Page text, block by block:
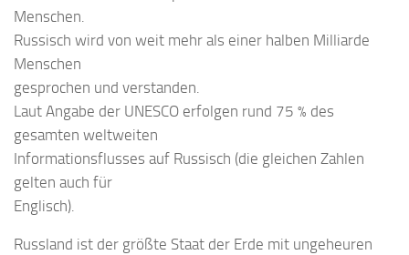
Menschen.
Russisch wird von weit mehr als einer halben Milliarde
Menschen
gesprochen und verstanden.
Laut Angabe der UNESCO erfolgen rund 75 % des
gesamten weltweiten
Informationsflusses auf Russisch (die gleichen Zahlen
gelten auch für
Englisch).
Russland ist der größte Staat der Erde mit ungeheuren